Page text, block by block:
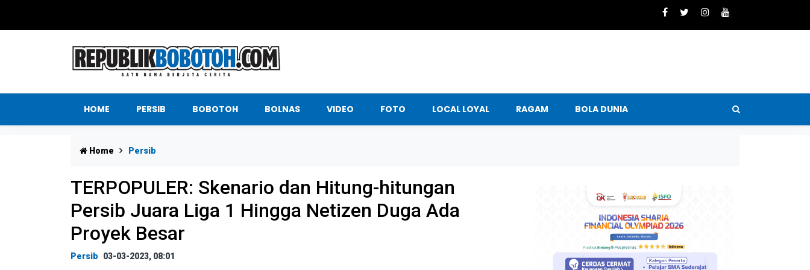
HOME PERSIB BOBOTOH BOLNAS VIDEO FOTO LOCAL LOYAL RAGAM BOLA DUNIA
Home Persib
TERPOPULER: Skenario dan Hitung-hitungan
Persib Juara Liga 1 Hingga Netizen Duga Ada
Proyek Besar
Persib 03-03-2023, 08:01